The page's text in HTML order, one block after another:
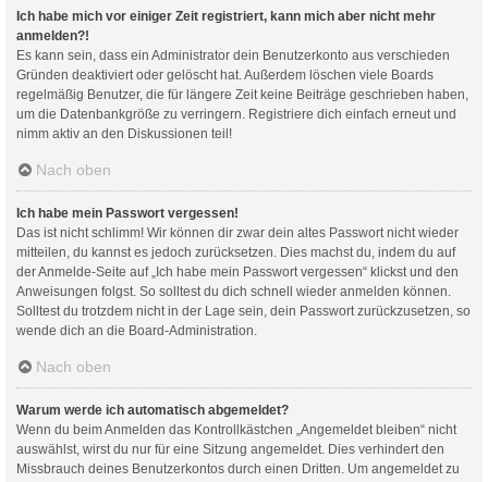
Ich habe mich vor einiger Zeit registriert, kann mich aber nicht mehr
anmelden?!
Es kann sein, dass ein Administrator dein Benutzerkonto aus verschieden
Gründen deaktiviert oder gelöscht hat. Außerdem löschen viele Boards
regelmäßig Benutzer, die für längere Zeit keine Beiträge geschrieben haben,
um die Datenbankgröße zu verringern. Registriere dich einfach erneut und
nimm aktiv an den Diskussionen teil!
Nach oben
Ich habe mein Passwort vergessen!
Das ist nicht schlimm! Wir können dir zwar dein altes Passwort nicht wieder
mitteilen, du kannst es jedoch zurücksetzen. Dies machst du, indem du auf
der Anmelde-Seite auf „Ich habe mein Passwort vergessen“ klickst und den
Anweisungen folgst. So solltest du dich schnell wieder anmelden können.
Solltest du trotzdem nicht in der Lage sein, dein Passwort zurückzusetzen, so
wende dich an die Board-Administration.
Nach oben
Warum werde ich automatisch abgemeldet?
Wenn du beim Anmelden das Kontrollkästchen „Angemeldet bleiben“ nicht
auswählst, wirst du nur für eine Sitzung angemeldet. Dies verhindert den
Missbrauch deines Benutzerkontos durch einen Dritten. Um angemeldet zu